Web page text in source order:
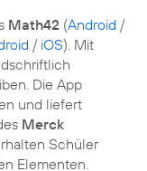
Math42 (Android /
/ iOS). Mit
Die App
und liefert
Merck
Schüler
Elementen.